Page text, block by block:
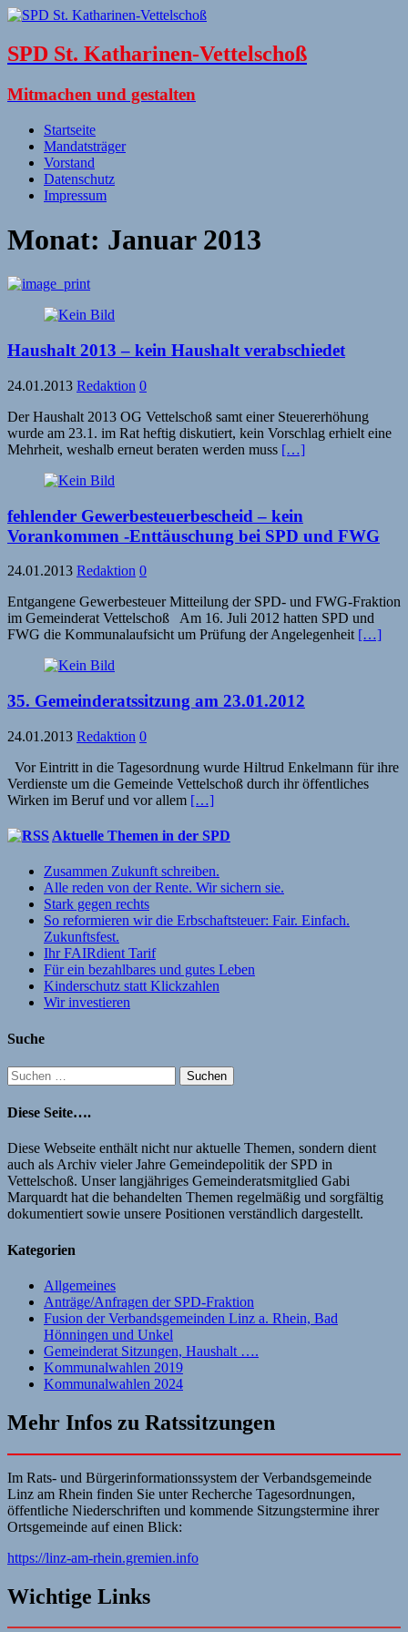
SPD St. Katharinen-Vettelschoß
Mitmachen und gestalten
Startseite
Mandatsträger
Vorstand
Datenschutz
Impressum
Monat: Januar 2013
Haushalt 2013 – kein Haushalt verabschiedet
24.01.2013 Redaktion 0
Der Haushalt 2013 OG Vettelschoß samt einer Steuererhöhung
wurde am 23.1. im Rat heftig diskutiert, kein Vorschlag erhielt eine
Mehrheit, weshalb erneut beraten werden muss […]
fehlender Gewerbesteuerbescheid – kein
Vorankommen -Enttäuschung bei SPD und FWG
24.01.2013 Redaktion 0
Entgangene Gewerbesteuer Mitteilung der SPD- und FWG-Fraktion
im Gemeinderat Vettelschoß Am 16. Juli 2012 hatten SPD und
FWG die Kommunalaufsicht um Prüfung der Angelegenheit […]
35. Gemeinderatssitzung am 23.01.2012
24.01.2013 Redaktion 0
Vor Eintritt in die Tagesordnung wurde Hiltrud Enkelmann für ihre
Verdienste um die Gemeinde Vettelschoß durch ihr öffentliches
Wirken im Beruf und vor allem […]
Aktuelle Themen in der SPD
Zusammen Zukunft schreiben.
Alle reden von der Rente. Wir sichern sie.
Stark gegen rechts
So reformieren wir die Erbschaftsteuer: Fair. Einfach.
Zukunftsfest.
Ihr FAIRdient Tarif
Für ein bezahlbares und gutes Leben
Kinderschutz statt Klickzahlen
Wir investieren
Suche
Suchen
nach:
Diese Seite….
Diese Webseite enthält nicht nur aktuelle Themen, sondern dient
auch als Archiv vieler Jahre Gemeindepolitik der SPD in
Vettelschoß. Unser langjähriges Gemeinderatsmitglied Gabi
Marquardt hat die behandelten Themen regelmäßig und sorgfältig
dokumentiert sowie unsere Positionen verständlich dargestellt.
Kategorien
Allgemeines
Anträge/Anfragen der SPD-Fraktion
Fusion der Verbandsgemeinden Linz a. Rhein, Bad
Hönningen und Unkel
Gemeinderat Sitzungen, Haushalt ….
Kommunalwahlen 2019
Kommunalwahlen 2024
Mehr Infos zu Ratssitzungen
Im Rats- und Bürgerinformationssystem der Verbandsgemeinde
Linz am Rhein finden Sie unter Recherche Tagesordnungen,
öffentliche Niederschriften und kommende Sitzungstermine ihrer
Ortsgemeinde auf einen Blick:
https://linz-am-rhein.gremien.info
Wichtige Links